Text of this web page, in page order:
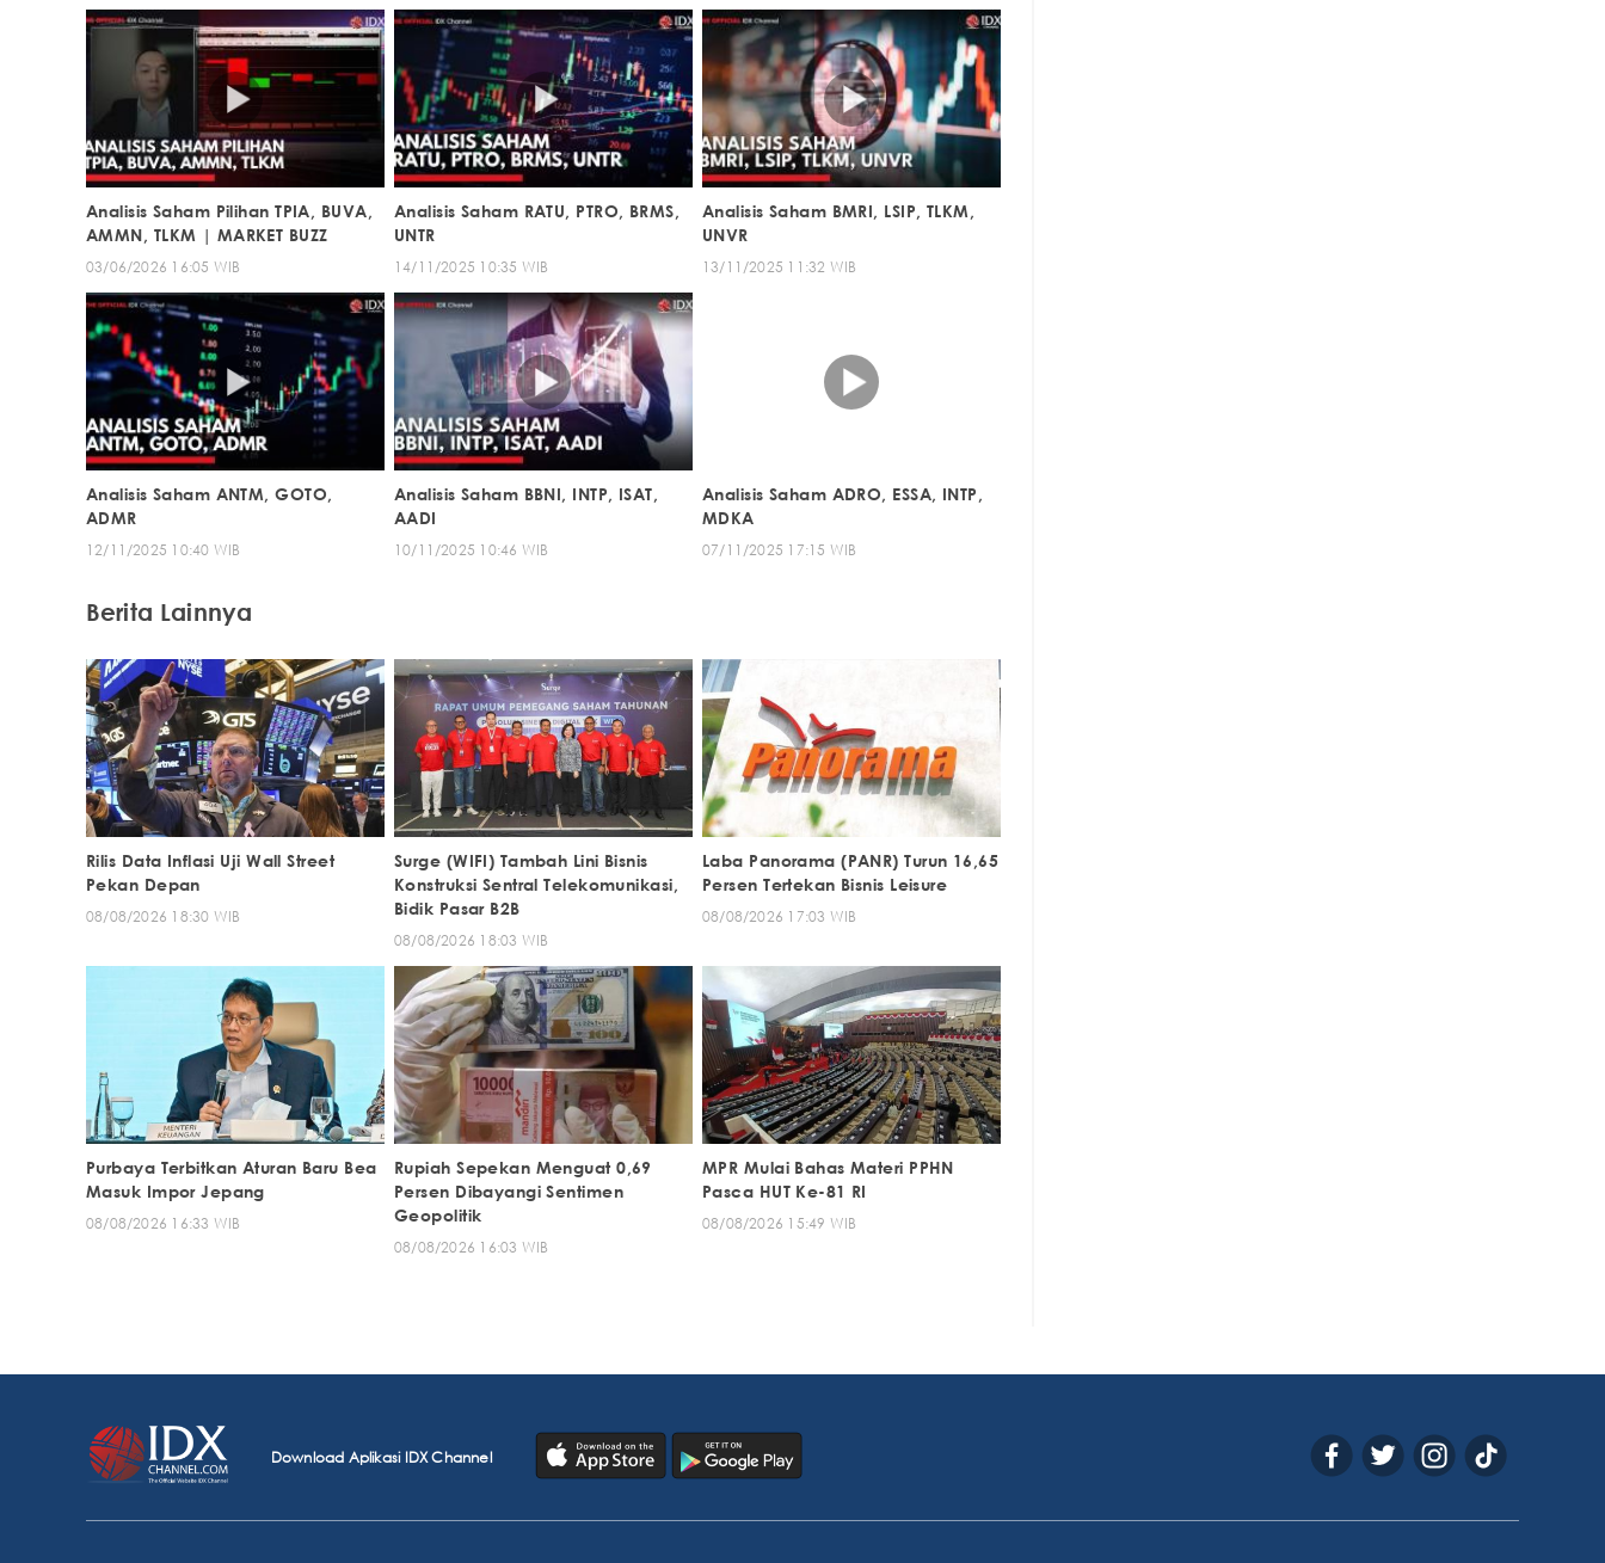
Analisis Saham Pilihan TPIA, BUVA,
AMMN, TLKM | MARKET BUZZ
03/06/2026 16:05 WIB
Analisis Saham RATU, PTRO, BRMS,
UNTR
14/11/2025 10:35 WIB
Analisis Saham BMRI, LSIP, TLKM,
UNVR
13/11/2025 11:32 WIB
Analisis Saham ANTM, GOTO,
ADMR
12/11/2025 10:40 WIB
Analisis Saham BBNI, INTP, ISAT,
AADI
10/11/2025 10:46 WIB
Analisis Saham ADRO, ESSA, INTP,
MDKA
07/11/2025 17:15 WIB
Berita Lainnya
Rilis Data Inflasi Uji Wall Street
Pekan Depan
08/08/2026 18:30 WIB
Surge (WIFI) Tambah Lini Bisnis
Konstruksi Sentral Telekomunikasi,
Bidik Pasar B2B
08/08/2026 18:03 WIB
Laba Panorama (PANR) Turun 16,65
Persen Tertekan Bisnis Leisure
08/08/2026 17:03 WIB
Purbaya Terbitkan Aturan Baru Bea
Masuk Impor Jepang
08/08/2026 16:33 WIB
Rupiah Sepekan Menguat 0,69
Persen Dibayangi Sentimen
Geopolitik
08/08/2026 16:03 WIB
MPR Mulai Bahas Materi PPHN
Pasca HUT Ke-81 RI
08/08/2026 15:49 WIB
Download Aplikasi IDX Channel